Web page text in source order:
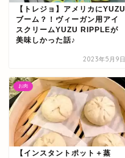
【トレジョ】アメリカにYUZU
ブーム？！ヴィーガン用アイ
スクリームYUZU RIPPLEが
美味しかった話♪
2023年5月9日
お肉
【インスタントポット＋蒸